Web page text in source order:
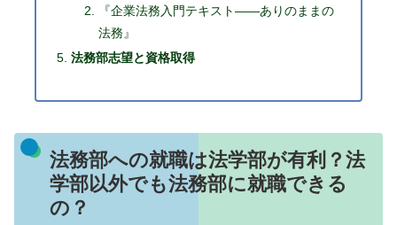
『企業法務入門テキスト――ありのままの
法務』
法務部志望と資格取得
法務部への就職は法学部が有利？法
学部以外でも法務部に就職できる
の？